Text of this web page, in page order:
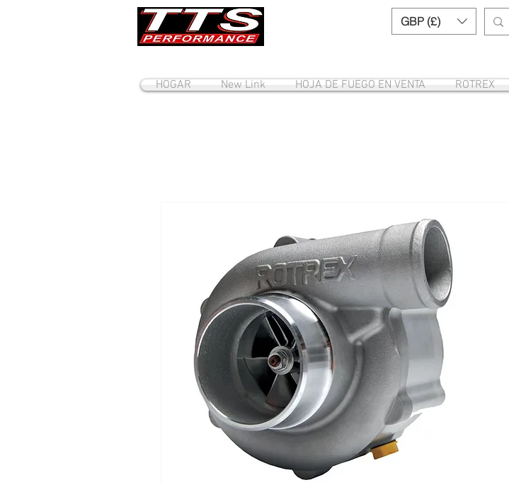
GBP (£)
HOGAR New Link HOJA DE FUEGO EN VENTA ROTREX